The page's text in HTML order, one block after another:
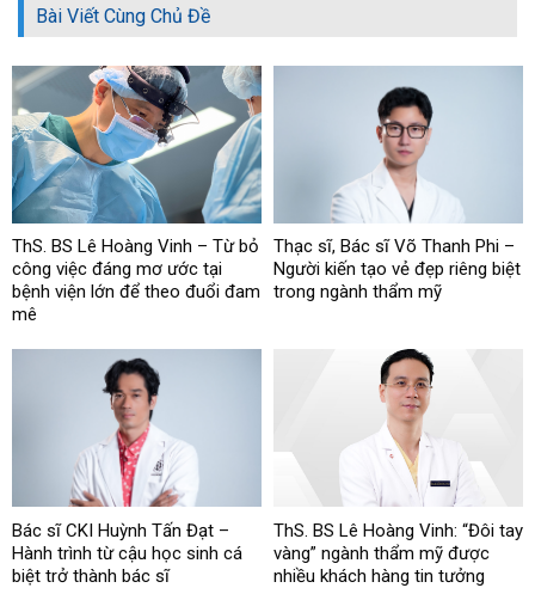
Bài Viết Cùng Chủ Đề
ThS. BS Lê Hoàng Vinh – Từ bỏ
công việc đáng mơ ước tại
bệnh viện lớn để theo đuổi đam
mê
Thạc sĩ, Bác sĩ Võ Thanh Phi –
Người kiến tạo vẻ đẹp riêng biệt
trong ngành thẩm mỹ
Bác sĩ CKI Huỳnh Tấn Đạt –
Hành trình từ cậu học sinh cá
biệt trở thành bác sĩ
ThS. BS Lê Hoàng Vinh: “Đôi tay
vàng” ngành thẩm mỹ được
nhiều khách hàng tin tưởng